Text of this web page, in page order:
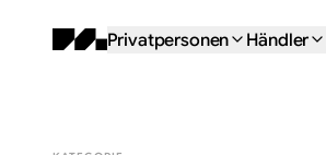
Privatpersonen Händler